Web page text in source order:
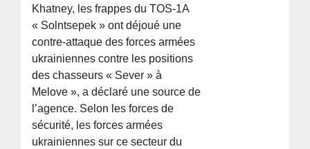
Khatney, les frappes du TOS-1A
« Solntsepek » ont déjoué une
contre-attaque des forces armées
ukrainiennes contre les positions
des chasseurs « Sever » à
Melove », a déclaré une source de
l’agence. Selon les forces de
sécurité, les forces armées
ukrainiennes sur ce secteur du